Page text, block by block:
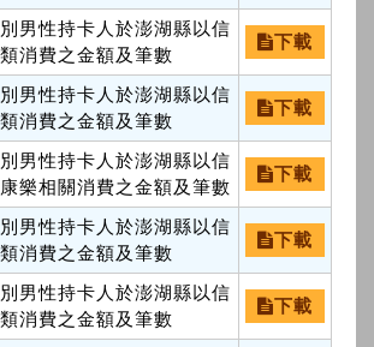
男性持卡人於澎湖縣以信
消費之金額及筆數
下載
男性持卡人於澎湖縣以信
消費之金額及筆數
下載
男性持卡人於澎湖縣以信
樂相關消費之金額及筆數
下載
男性持卡人於澎湖縣以信
消費之金額及筆數
下載
男性持卡人於澎湖縣以信
消費之金額及筆數
下載